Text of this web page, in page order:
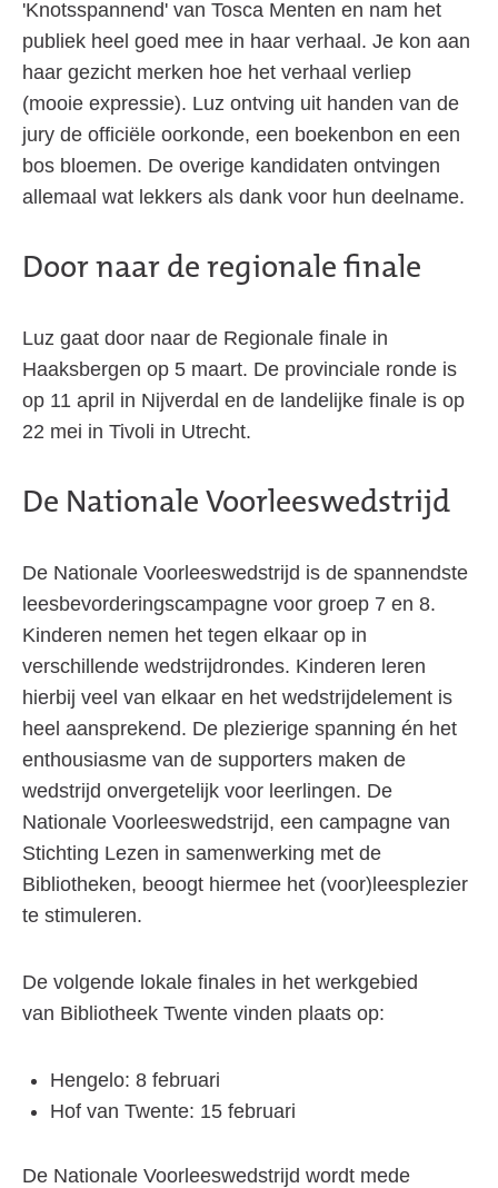
'Knotsspannend' van Tosca Menten en nam het
publiek heel goed mee in haar verhaal. Je kon aan
haar gezicht merken hoe het verhaal verliep
(mooie expressie). Luz ontving uit handen van de
jury de officiële oorkonde, een boekenbon en een
bos bloemen. De overige kandidaten ontvingen
allemaal wat lekkers als dank voor hun deelname.
Door naar de regionale finale
Luz gaat door naar de Regionale finale in
Haaksbergen op 5 maart. De provinciale ronde is
op 11 april in Nijverdal en de landelijke finale is op
22 mei in Tivoli in Utrecht.
De Nationale Voorleeswedstrijd
De Nationale Voorleeswedstrijd is de spannendste
leesbevorderingscampagne voor groep 7 en 8.
Kinderen nemen het tegen elkaar op in
verschillende wedstrijdrondes. Kinderen leren
hierbij veel van elkaar en het wedstrijdelement is
heel aansprekend. De plezierige spanning én het
enthousiasme van de supporters maken de
wedstrijd onvergetelijk voor leerlingen. De
Nationale Voorleeswedstrijd, een campagne van
Stichting Lezen in samenwerking met de
Bibliotheken, beoogt hiermee het (voor)leesplezier
te stimuleren.
De volgende lokale finales in het werkgebied
van Bibliotheek Twente vinden plaats op:
Hengelo: 8 februari
Hof van Twente: 15 februari
De Nationale Voorleeswedstrijd wordt mede